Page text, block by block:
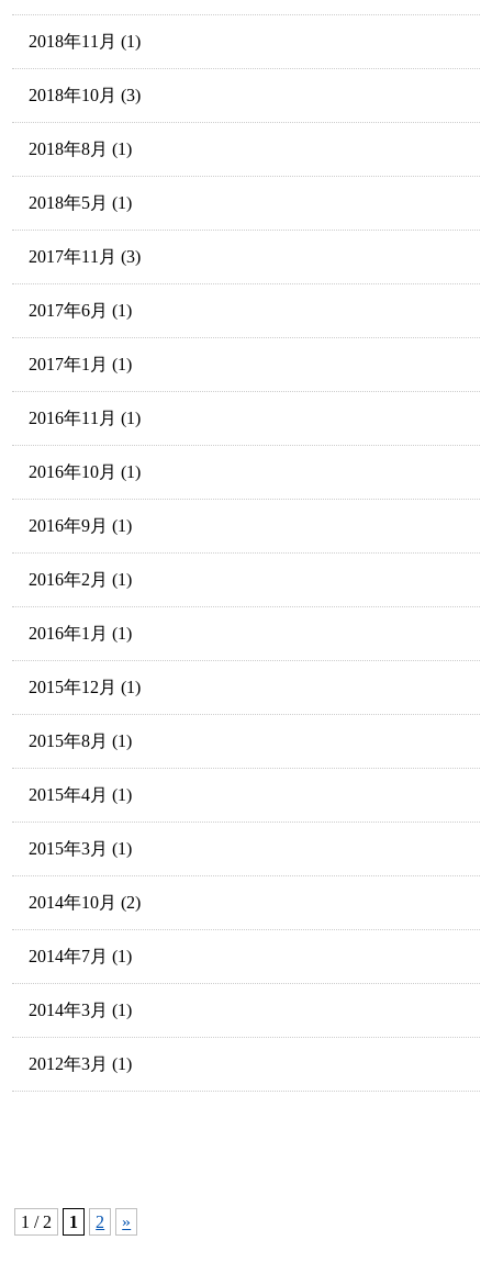
2018年11月 (1)
2018年10月 (3)
2018年8月 (1)
2018年5月 (1)
2017年11月 (3)
2017年6月 (1)
2017年1月 (1)
2016年11月 (1)
2016年10月 (1)
2016年9月 (1)
2016年2月 (1)
2016年1月 (1)
2015年12月 (1)
2015年8月 (1)
2015年4月 (1)
2015年3月 (1)
2014年10月 (2)
2014年7月 (1)
2014年3月 (1)
2012年3月 (1)
1 / 2 1 2 »